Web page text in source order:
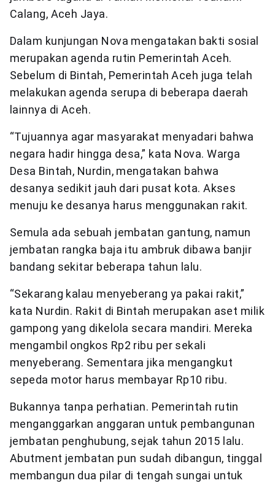
Calang, Aceh Jaya.
Dalam kunjungan Nova mengatakan bakti sosial
merupakan agenda rutin Pemerintah Aceh.
Sebelum di Bintah, Pemerintah Aceh juga telah
melakukan agenda serupa di beberapa daerah
lainnya di Aceh.
“Tujuannya agar masyarakat menyadari bahwa
negara hadir hingga desa,” kata Nova. Warga
Desa Bintah, Nurdin, mengatakan bahwa
desanya sedikit jauh dari pusat kota. Akses
menuju ke desanya harus menggunakan rakit.
Semula ada sebuah jembatan gantung, namun
jembatan rangka baja itu ambruk dibawa banjir
bandang sekitar beberapa tahun lalu.
“Sekarang kalau menyeberang ya pakai rakit,”
kata Nurdin. Rakit di Bintah merupakan aset milik
gampong yang dikelola secara mandiri. Mereka
mengambil ongkos Rp2 ribu per sekali
menyeberang. Sementara jika mengangkut
sepeda motor harus membayar Rp10 ribu.
Bukannya tanpa perhatian. Pemerintah rutin
menganggarkan anggaran untuk pembangunan
jembatan penghubung, sejak tahun 2015 lalu.
Abutment jembatan pun sudah dibangun, tinggal
membangun dua pilar di tengah sungai untuk